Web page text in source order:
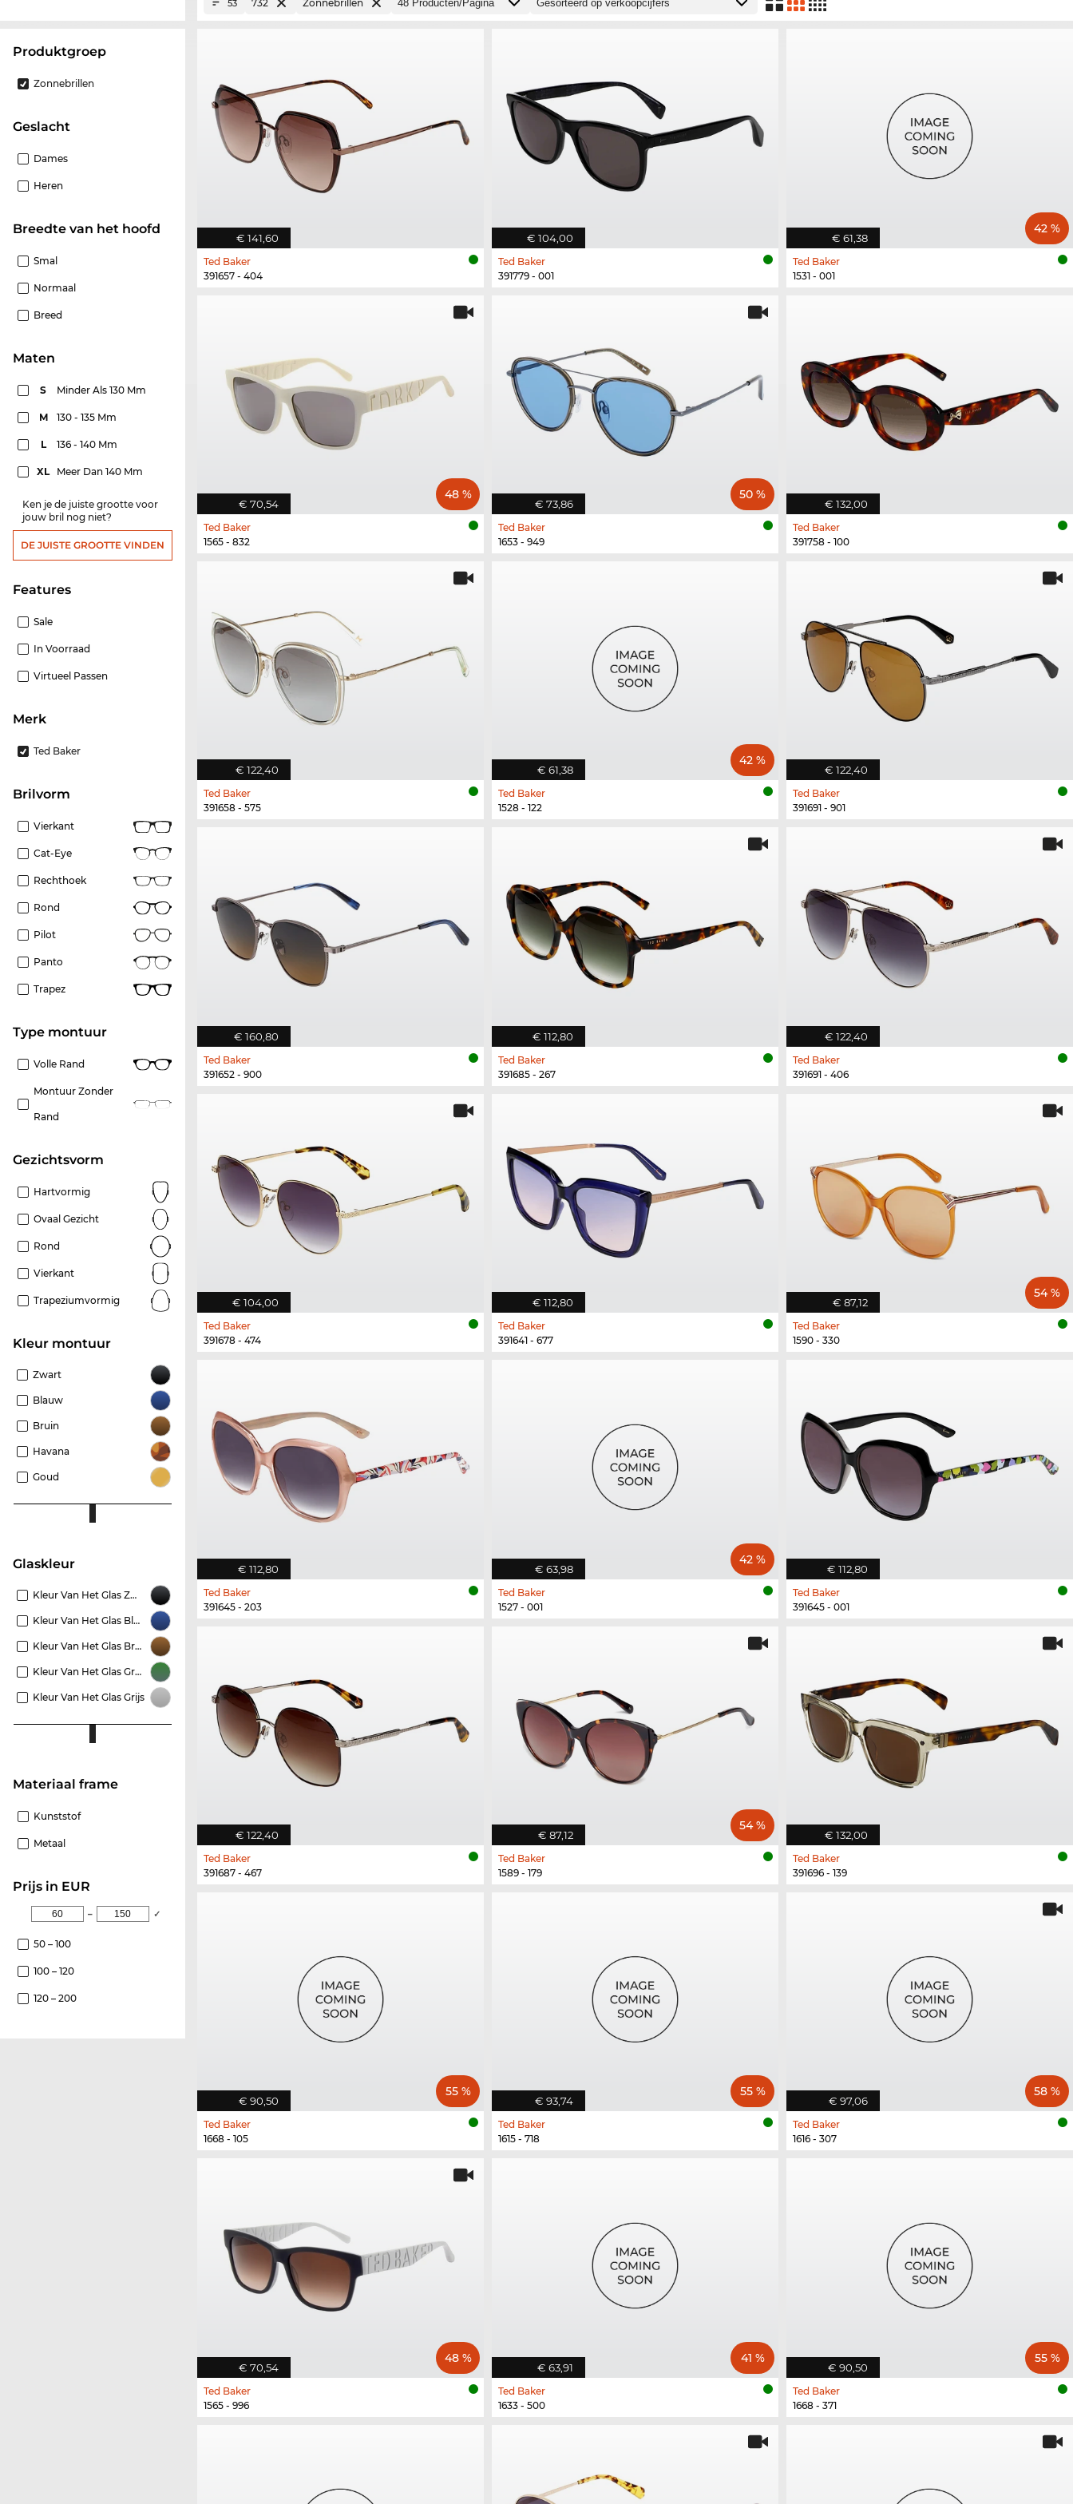
Produktgroep
Zonnebrillen
Geslacht
Dames
Heren
Breedte van het hoofd
Smal
Normaal
Breed
Maten
S Minder Als 130 Mm
M 130 - 135 Mm
L 136 - 140 Mm
XL Meer Dan 140 Mm
Ken je de juiste grootte voor
jouw bril nog niet?
DE JUISTE GROOTTE VINDEN
features
Sale
In Voorraad
Virtueel Passen
Merk
Ted Baker
Brilvorm
Vierkant
Cat-Eye
Rechthoek
Rond
Pilot
Panto
Trapez
Type montuur
Volle Rand
Montuur Zonder
Rand
Gezichtsvorm
Hartvormig
Ovaal Gezicht
Rond
Vierkant
Trapeziumvormig
Kleur montuur
Zwart
Blauw
Bruin
Havana
Goud
Glaskleur
Kleur Van Het Glas Zwart
Kleur Van Het Glas Blauw
Kleur Van Het Glas Bruin
Kleur Van Het Glas Groen
Kleur Van Het Glas Grijs
Materiaal frame
Kunststof
Metaal
Prijs in EUR
– ✓
50 – 100
100 – 120
120 – 200
53 732 Zonnebrillen
€ 141,60
Ted Baker
391657 - 404
€ 104,00
Ted Baker
391779 - 001
€ 61,38
42 %
Ted Baker
1531 - 001
€ 70,54
48 %
Ted Baker
1565 - 832
€ 73,86
50 %
Ted Baker
1653 - 949
€ 132,00
Ted Baker
391758 - 100
€ 122,40
Ted Baker
391658 - 575
€ 61,38
42 %
Ted Baker
1528 - 122
€ 122,40
Ted Baker
391691 - 901
€ 160,80
Ted Baker
391652 - 900
€ 112,80
Ted Baker
391685 - 267
€ 122,40
Ted Baker
391691 - 406
€ 104,00
Ted Baker
391678 - 474
€ 112,80
Ted Baker
391641 - 677
€ 87,12
54 %
Ted Baker
1590 - 330
€ 112,80
Ted Baker
391645 - 203
€ 63,98
42 %
Ted Baker
1527 - 001
€ 112,80
Ted Baker
391645 - 001
€ 122,40
Ted Baker
391687 - 467
€ 87,12
54 %
Ted Baker
1589 - 179
€ 132,00
Ted Baker
391696 - 139
€ 90,50
55 %
Ted Baker
1668 - 105
€ 93,74
55 %
Ted Baker
1615 - 718
€ 97,06
58 %
Ted Baker
1616 - 307
€ 70,54
48 %
Ted Baker
1565 - 996
€ 63,91
41 %
Ted Baker
1633 - 500
€ 90,50
55 %
Ted Baker
1668 - 371